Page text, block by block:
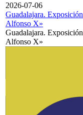
2026-07-06
Guadalajara.
Alfonso X»
Guadalajara.
Alfonso X»